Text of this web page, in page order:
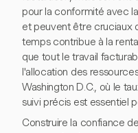
pour la conformité avec
et peuvent être cruciaux
temps contribue à la
que tout le travail
l'allocation des
Washington D.C., où le
suivi précis est essentiel
Construire la confiance